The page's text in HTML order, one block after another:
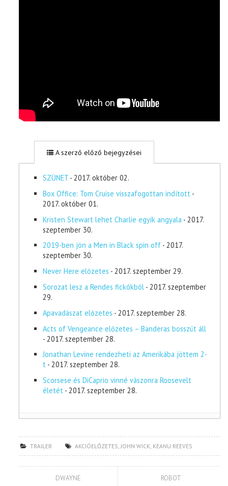
A szerző előző bejegyzései
SZÜNET - 2017. október 02.
Box Office: Tom Cruise visszafogottan indított -
2017. október 01.
Kristen Stewart lehet Charlie egyik angyala - 2017.
szeptember 30.
2019-ben jön a Men in Black spin off - 2017.
szeptember 30.
Never Here előzetes - 2017. szeptember 29.
Sorozat lesz a Rendes fickókból - 2017. szeptember
29.
Apavadászat előzetes - 2017. szeptember 28.
Acts of Vengeance előzetes – Banderas bosszút áll
- 2017. szeptember 28.
Jonathan Levine rendezheti az Amerikába jöttem 2-
t - 2017. szeptember 28.
Scorsese és DiCaprio vinné vászonra Roosevelt
életét - 2017. szeptember 28.
TRAILER AKCIÓELŐZETES,JOHN WICK, KEANU REEVES
DWAYNE
ROBOT